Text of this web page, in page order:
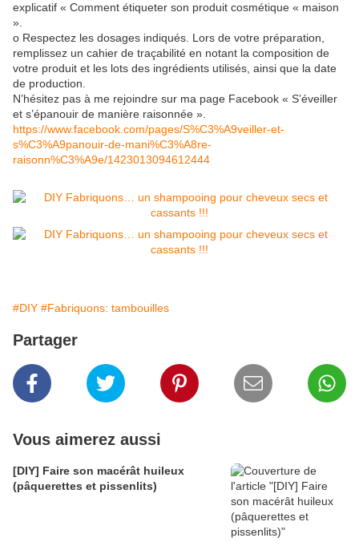
explicatif « Comment étiqueter son produit cosmétique « maison
».
o Respectez les dosages indiqués. Lors de votre préparation,
remplissez un cahier de traçabilité en notant la composition de
votre produit et les lots des ingrédients utilisés, ainsi que la date
de production.
N’hésitez pas à me rejoindre sur ma page Facebook « S’éveiller
et s’épanouir de manière raisonnée ».
https://www.facebook.com/pages/S%C3%A9veiller-et-
s%C3%A9panouir-de-mani%C3%A8re-
raisonn%C3%A9e/1423013094612444
#DIY #Fabriquons: tambouilles
Partager
Vous aimerez aussi
[DIY] Faire son macérât huileux
(pâquerettes et pissenlits)